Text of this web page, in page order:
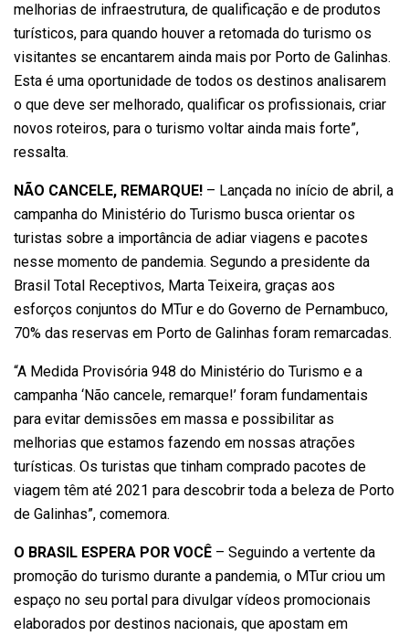
melhorias de infraestrutura, de qualificação e de produtos
turísticos, para quando houver a retomada do turismo os
visitantes se encantarem ainda mais por Porto de Galinhas.
Esta é uma oportunidade de todos os destinos analisarem
o que deve ser melhorado, qualificar os profissionais, criar
novos roteiros, para o turismo voltar ainda mais forte”,
ressalta.
NÃO CANCELE, REMARQUE! – Lançada no início de abril, a
campanha do Ministério do Turismo busca orientar os
turistas sobre a importância de adiar viagens e pacotes
nesse momento de pandemia. Segundo a presidente da
Brasil Total Receptivos, Marta Teixeira, graças aos
esforços conjuntos do MTur e do Governo de Pernambuco,
70% das reservas em Porto de Galinhas foram remarcadas.
“A Medida Provisória 948 do Ministério do Turismo e a
campanha ‘Não cancele, remarque!’ foram fundamentais
para evitar demissões em massa e possibilitar as
melhorias que estamos fazendo em nossas atrações
turísticas. Os turistas que tinham comprado pacotes de
viagem têm até 2021 para descobrir toda a beleza de Porto
de Galinhas”, comemora.
O BRASIL ESPERA POR VOCÊ – Seguindo a vertente da
promoção do turismo durante a pandemia, o MTur criou um
espaço no seu portal para divulgar vídeos promocionais
elaborados por destinos nacionais, que apostam em